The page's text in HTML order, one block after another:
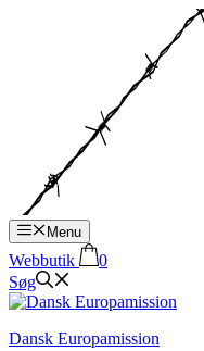
Menu
Webbutik
0
Søg
Dansk Europamission